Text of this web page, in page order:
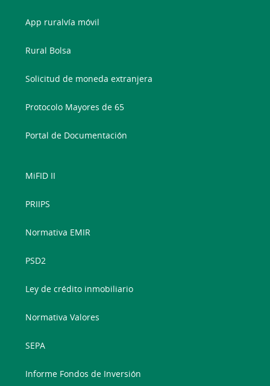
App ruralvía móvil
Rural Bolsa
Solicitud de moneda extranjera
Protocolo Mayores de 65
Portal de Documentación
MiFID II
PRIIPS
Normativa EMIR
PSD2
Ley de crédito inmobiliario
Normativa Valores
SEPA
Informe Fondos de Inversión